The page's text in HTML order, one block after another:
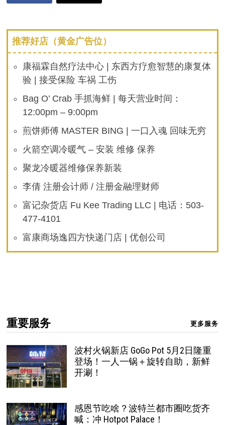
推荐好店（黄金广告位）
康福霖自然疗法中心 | 东西方疗愈智慧的康复体
验 | 接受保险 车祸 工伤
Bag O’ Crab 手抓海鲜 | 每天营业时间：
12:00pm – 9:00pm
煎饼师傅 MASTER BING | 一口入魂 回味无穷
火箭空调冷暖气 – 安装 维修 保养
聚龙冷暖器维修保养新装
李倩 注册会计师 / 注册金融理财师
富记杂货店 Fu Kee Trading LLC | 电话：503-
477-4101
富康商场逸四方快递门店 | 优创公司
重要服务 更多服务
波村火锅新店 GoGo Pot 5月2日隆重
登场！一人一锅＋旋转自助，新鲜
开涮！
感恩节吃啥？波特兰都市圈吃货齐
喊：冲 Hotpot Palace！